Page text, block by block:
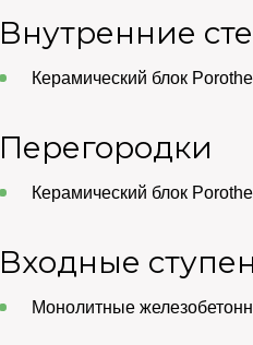
Внутренние
Керамический блок
Перегородки
Керамический блок
Входные
Монолитные